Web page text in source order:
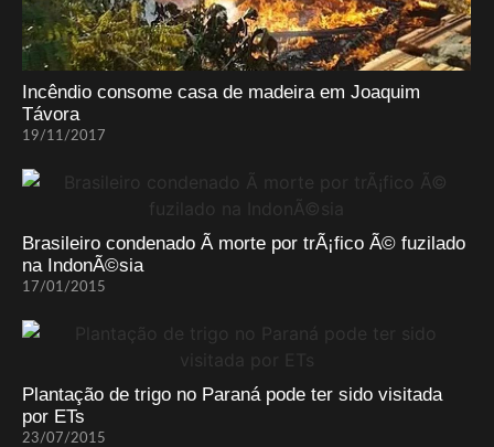
Incêndio consome casa de madeira em Joaquim
Távora
19/11/2017
Brasileiro condenado Ã morte por trÃ¡fico Ã© fuzilado
na IndonÃ©sia
17/01/2015
Plantação de trigo no Paraná pode ter sido visitada
por ETs
23/07/2015